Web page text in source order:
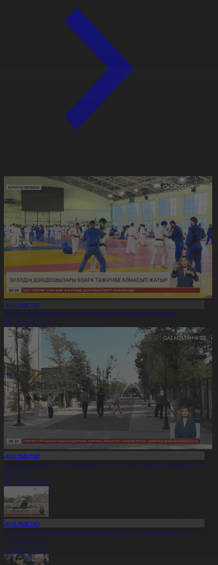
елдің дзюдошылары өзара тәжірибе алмасып жатыр
20:22
облысында 22 мыңнан аса тұрғын тазалық жұмысына
20:20
жолаушы мінген ұшқышсыз әуе кемесі алғаш рет
көтерілді
20:19